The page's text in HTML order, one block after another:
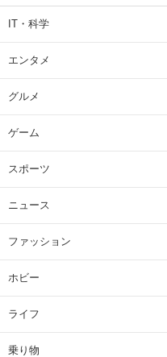
IT・科学
エンタメ
グルメ
ゲーム
スポーツ
ニュース
ファッション
ホビー
ライフ
乗り物